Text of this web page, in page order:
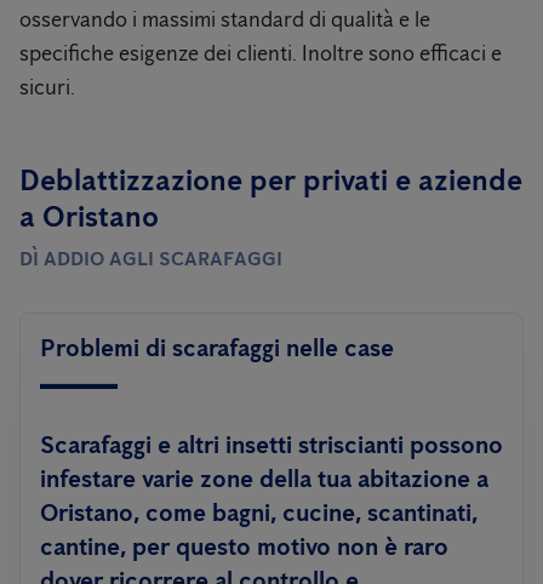
osservando i massimi standard di qualità e le
specifiche esigenze dei clienti. Inoltre sono efficaci e
sicuri.
Deblattizzazione per privati ​​e aziende
a Oristano
DÌ ADDIO AGLI SCARAFAGGI
Problemi di scarafaggi nelle case
Scarafaggi e altri insetti striscianti possono
infestare varie zone della tua abitazione a
Oristano, come bagni, cucine, scantinati,
cantine, per questo motivo non è raro